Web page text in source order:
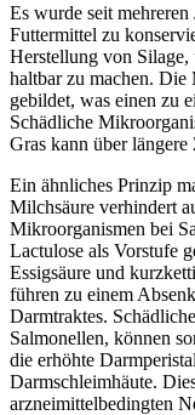
Es wurde seit
Futtermittel zu
Herstellung von Silage,
haltbar zu machen.
gebildet, was einen zu
Schädliche
Gras kann über
Ein ähnliches Prinzip
Milchsäure verhindert
Mikroorganismen bei
Lactulose als Vorstufe
Essigsäure und
führen zu einem
Darmtraktes.
Salmonellen, können
die erhöhte
Darmschleimhäute.
arzneimittelbedingten